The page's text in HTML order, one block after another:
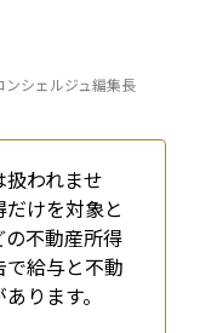
ンシェルジュ編集長
われませ
けを対象と
不動産所得
給与と不動
ります。